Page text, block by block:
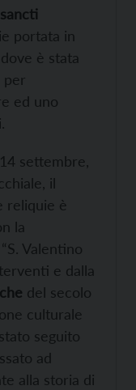
portata in
è stata
per
ed uno
settembre,
il
reliquie è
la
Valentino
e dalla
del secolo
culturale
seguito
ad
alla storia di